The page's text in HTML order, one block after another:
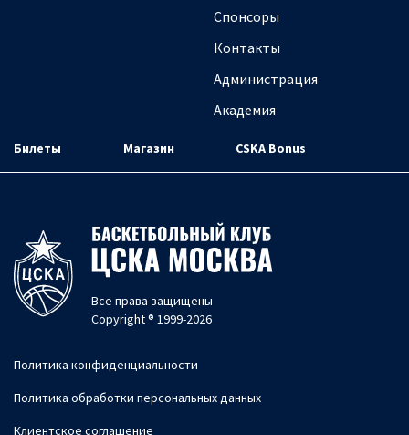
Спонсоры
Контакты
Администрация
Академия
Билеты Магазин CSKA Bonus
Все права защищены
Copyright ® 1999-2026
Политика конфиденциальности
Политика обработки персональных данных
Клиентское соглашение